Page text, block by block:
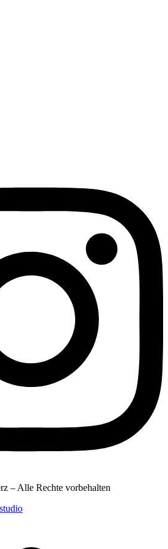
– Alle Rechte vorbehalten